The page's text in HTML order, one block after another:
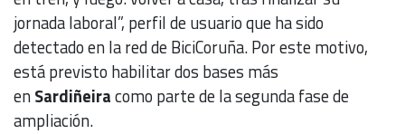
jornada laboral”, perfil de usuario que ha sido
detectado en la red de BiciCoruña. Por este motivo,
está previsto habilitar dos bases más
enSardiñeiracomo parte de la segunda fase de
ampliación.